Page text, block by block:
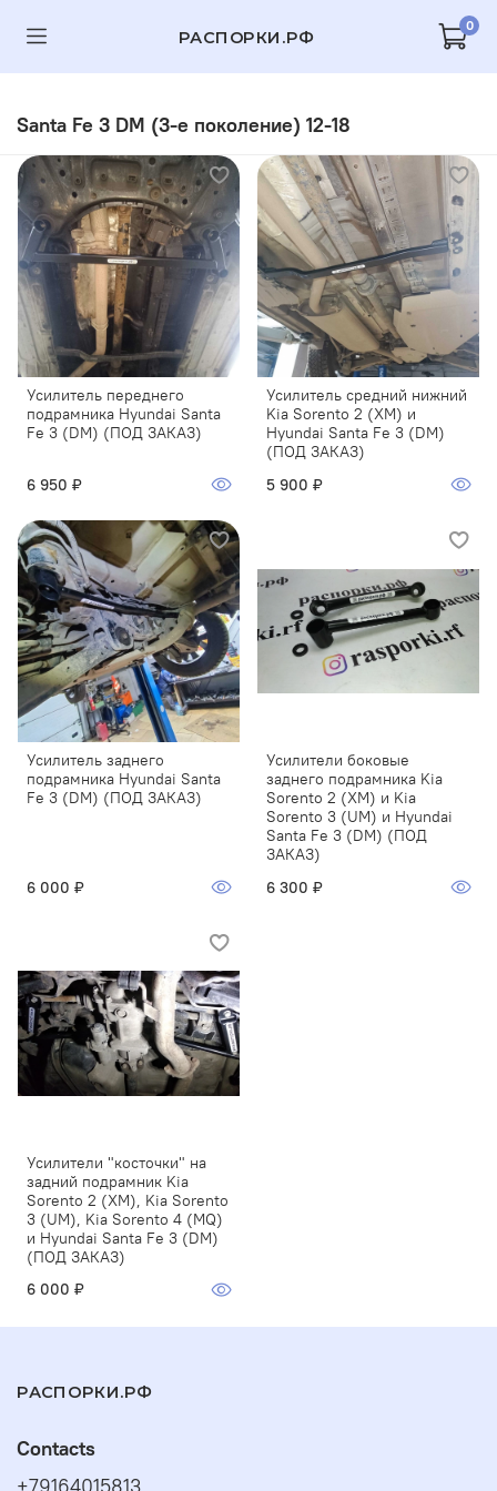
РАСПОРКИ.РФ
0
Santa Fe 3 DM (3-е поколение) 12-18
Усилитель переднего
подрамника Hyundai Santa
Fe 3 (DM) (ПОД ЗАКАЗ)
6 950 ₽
Усилитель средний нижний
Kia Sorento 2 (XM) и
Hyundai Santa Fe 3 (DM)
(ПОД ЗАКАЗ)
5 900 ₽
Усилитель заднего
подрамника Hyundai Santa
Fe 3 (DM) (ПОД ЗАКАЗ)
6 000 ₽
Усилители боковые
заднего подрамника Kia
Sorento 2 (XM) и Kia
Sorento 3 (UM) и Hyundai
Santa Fe 3 (DM) (ПОД
ЗАКАЗ)
6 300 ₽
Усилители "косточки" на
задний подрамник Kia
Sorento 2 (XM), Kia Sorento
3 (UM), Kia Sorento 4 (MQ)
и Hyundai Santa Fe 3 (DM)
(ПОД ЗАКАЗ)
6 000 ₽
РАСПОРКИ.РФ
Contacts